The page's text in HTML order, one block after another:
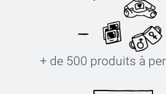
+ de 500 produits à